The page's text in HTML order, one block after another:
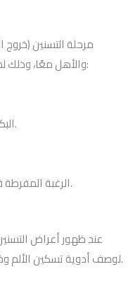
مرحلة التسنين
والأهل معًا، وذلك لظهور أعراض قد تبدو مزعجة لكليهما، مثل:
البكاء المستمر وسوء الحالة المزاجية.
الرغبة المفرطة في عَض الأجسام الصلبة أو إصبعه.
عند ظهور أعراض
لوصف أدوية تسكين الألم وخافض للحرارة بجرعات مناسبة لعُمر طفلك.